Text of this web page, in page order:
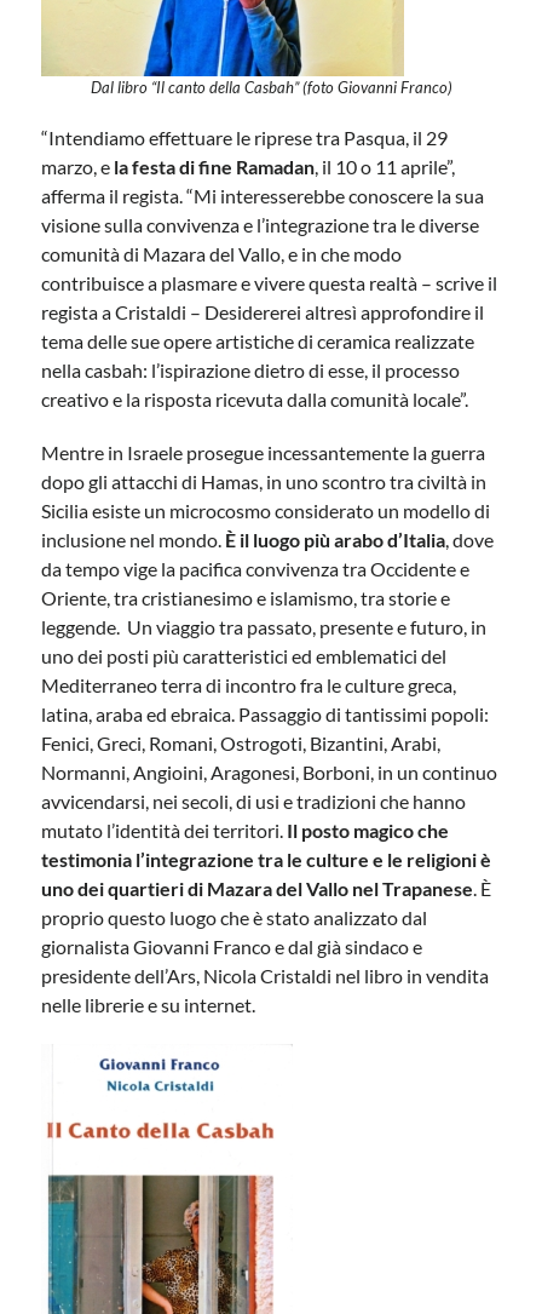
Dal libro “Il canto della Casbah” (foto Giovanni Franco)
“Intendiamo effettuare le riprese tra Pasqua, il 29
marzo, e la festa di fine Ramadan, il 10 o 11 aprile”,
afferma il regista. “Mi interesserebbe conoscere la sua
visione sulla convivenza e l’integrazione tra le diverse
comunità di Mazara del Vallo, e in che modo
contribuisce a plasmare e vivere questa realtà – scrive il
regista a Cristaldi – Desidererei altresì approfondire il
tema delle sue opere artistiche di ceramica realizzate
nella casbah: l’ispirazione dietro di esse, il processo
creativo e la risposta ricevuta dalla comunità locale”.
Mentre in Israele prosegue incessantemente la guerra
dopo gli attacchi di Hamas, in uno scontro tra civiltà in
Sicilia esiste un microcosmo considerato un modello di
inclusione nel mondo. È il luogo più arabo d’Italia, dove
da tempo vige la pacifica convivenza tra Occidente e
Oriente, tra cristianesimo e islamismo, tra storie e
leggende. Un viaggio tra passato, presente e futuro, in
uno dei posti più caratteristici ed emblematici del
Mediterraneo terra di incontro fra le culture greca,
latina, araba ed ebraica. Passaggio di tantissimi popoli:
Fenici, Greci, Romani, Ostrogoti, Bizantini, Arabi,
Normanni, Angioini, Aragonesi, Borboni, in un continuo
avvicendarsi, nei secoli, di usi e tradizioni che hanno
mutato l’identità dei territori. Il posto magico che
testimonia l’integrazione tra le culture e le religioni è
uno dei quartieri di Mazara del Vallo nel Trapanese. È
proprio questo luogo che è stato analizzato dal
giornalista Giovanni Franco e dal già sindaco e
presidente dell’Ars, Nicola Cristaldi nel libro in vendita
nelle librerie e su internet.